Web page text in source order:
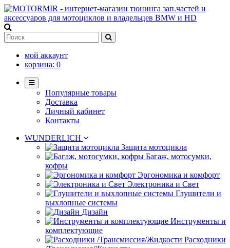
мой аккаунт
корзина: 0
Популярные товары
Доставка
Личный кабинет
Контакты
WUNDERLICH
Защита мотоцикла
Багаж, мотосумки,
кофры
Эргономика и комфорт
Электроника и Свет
Глушители и
выхлопные системы
Дизайн
Инструменты и
комплектующие
Расходники